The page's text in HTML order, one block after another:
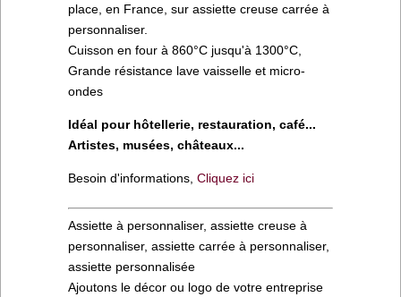
place, en France, sur assiette creuse carrée à
personnaliser.
Cuisson en four à 860°C jusqu'à 1300°C,
Grande résistance lave vaisselle et micro-
ondes
Idéal pour hôtellerie, restauration, café...
Artistes, musées, châteaux...
Besoin d'informations, Cliquez ici
Assiette à personnaliser, assiette creuse à
personnaliser, assiette carrée à personnaliser,
assiette personnalisée
Ajoutons le décor ou logo de votre entreprise